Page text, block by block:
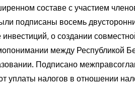
составе с участием
подписаны восемь
о создании
между Республикой
Подписано
уплаты налогов в отношении